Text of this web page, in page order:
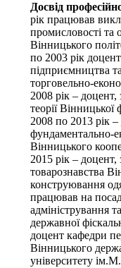
Досвід
рік працював
промисловості та
Вінницького
по 2003 рік
підприємництва
торговельно-
2008 рік – доцент,
теорії
2008 по 2013 рік –
Вінницького
2015 рік – доцент,
товарознавства
конструювання
працював на
адміністрування
державної
доцент кафедри
Вінницького
університету